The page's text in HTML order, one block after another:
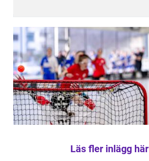
Läs fler inlägg här